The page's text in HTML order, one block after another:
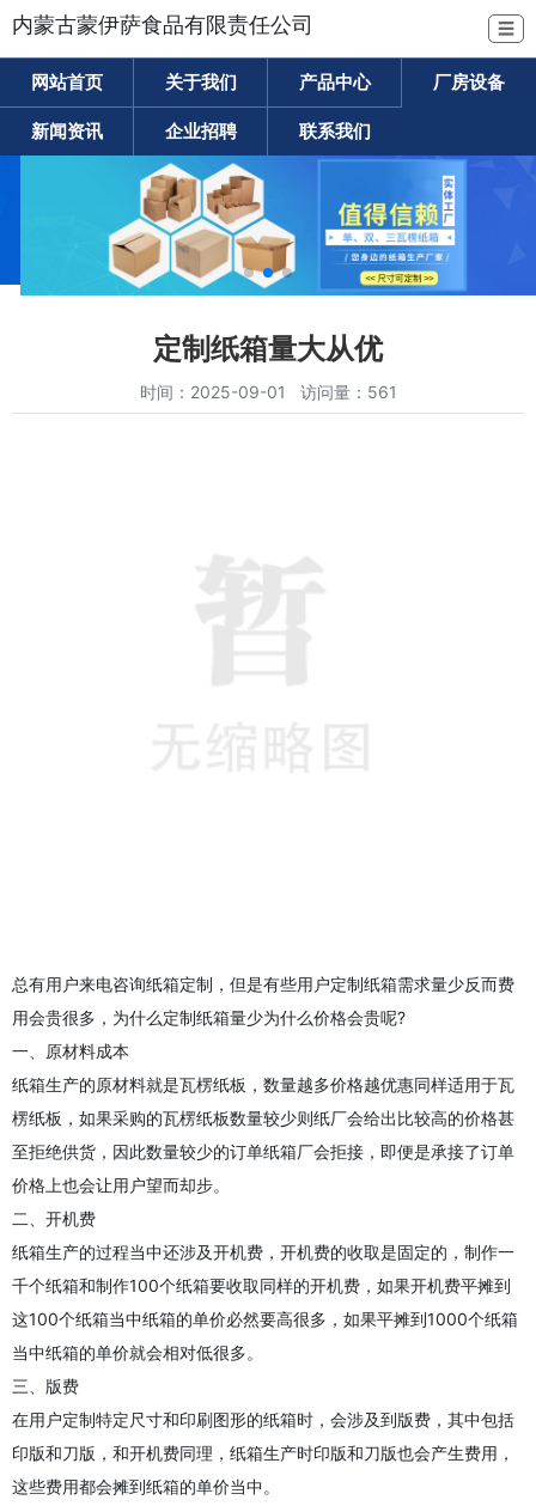
内蒙古蒙伊萨食品有限责任公司 ☰
网站首页 关于我们 产品中心 厂房设备
新闻资讯 企业招聘 联系我们
定制纸箱量大从优
时间：2025-09-01 访问量：561
总有用户来电咨询纸箱定制，但是有些用户定制纸箱需求量少反而费
用会贵很多，为什么定制纸箱量少为什么价格会贵呢?
一、原材料成本
纸箱生产的原材料就是瓦楞纸板，数量越多价格越优惠同样适用于瓦
楞纸板，如果采购的瓦楞纸板数量较少则纸厂会给出比较高的价格甚
至拒绝供货，因此数量较少的订单纸箱厂会拒接，即便是承接了订单
价格上也会让用户望而却步。
二、开机费
纸箱生产的过程当中还涉及开机费，开机费的收取是固定的，制作一
千个纸箱和制作100个纸箱要收取同样的开机费，如果开机费平摊到
这100个纸箱当中纸箱的单价必然要高很多，如果平摊到1000个纸箱
当中纸箱的单价就会相对低很多。
三、版费
在用户定制特定尺寸和印刷图形的纸箱时，会涉及到版费，其中包括
印版和刀版，和开机费同理，纸箱生产时印版和刀版也会产生费用，
这些费用都会摊到纸箱的单价当中。